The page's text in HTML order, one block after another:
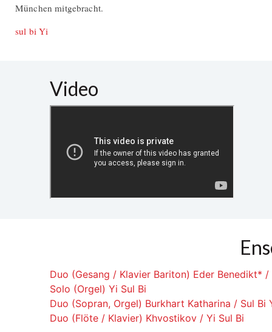
München mitgebracht.
sul bi Yi
Video
Duo (Gesang / Klavier Bariton) Eder Benedikt* /
Solo (Orgel) Yi Sul Bi
Duo (Sopran, Orgel) Burkhart Katharina / Sul Bi
Duo (Flöte / Klavier) Khvostikov / Yi Sul Bi